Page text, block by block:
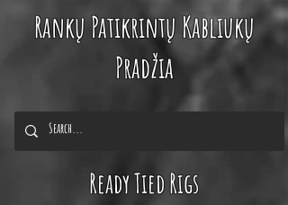
Rankų Patikrintų Kabliukų
Pradžia
Ready Tied Rigs